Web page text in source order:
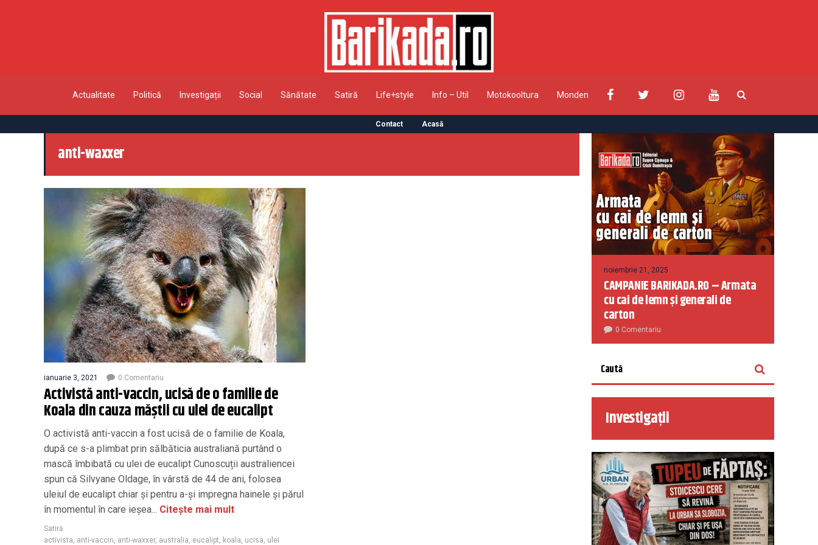
Actualitate Politică Investigații Social Sănătate Satiră Life+style Info – Util Motokooltura Monden
Contact Acasă
anti-waxxer
ianuarie 3, 2021 0 Comentariu
Activistă anti-vaccin, ucisă de o familie de
Koala din cauza măștii cu ulei de eucalipt
O activistă anti-vaccin a fost ucisă de o familie de Koala,
după ce s-a plimbat prin sălbăticia australiană purtând o
mască îmbibată cu ulei de eucalipt Cunoscuții australiencei
spun că Silvyane Oldage, în vârstă de 44 de ani, folosea
uleiul de eucalipt chiar și pentru a-și impregna hainele și părul
în momentul în care ieșea... Citește mai mult
Satiră
activista anti-vaccin anti-waxxer, australia eucalipt koala ucisa ulei
noiembrie 21, 2025
CAMPANIE BARIKADA.RO – Armata
cu cai de lemn și generali de
carton
0 Comentariu
Investigații